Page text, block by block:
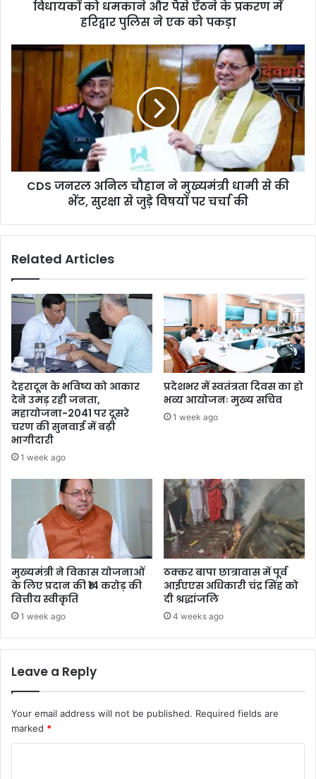
विधायकों को धमकाने और पैसे ऐंठने के प्रकरण में
हरिद्वार पुलिस ने एक को पकड़ा
CDS जनरल अनिल चौहान ने मुख्यमंत्री धामी से की
भेंट, सुरक्षा से जुड़े विषयों पर चर्चा की
Related Articles
देहरादून के भविष्य को आकार
देने उमड़ रही जनता,
महायोजना-2041 पर दूसरे
चरण की सुनवाई में बढ़ी
भागीदारी
1 week ago
प्रदेशभर में स्वतंत्रता दिवस का हो
भव्य आयोजनः मुख्य सचिव
1 week ago
मुख्यमंत्री ने विकास योजनाओं
के लिए प्रदान की ₹14 करोड़ की
वित्तीय स्वीकृति
1 week ago
ठक्कर बापा छात्रावास में पूर्व
आईएएस अधिकारी चंद्र सिंह को
दी श्रद्धांजलि
4 weeks ago
Leave a Reply
Your email address will not be published. Required fields are
marked *